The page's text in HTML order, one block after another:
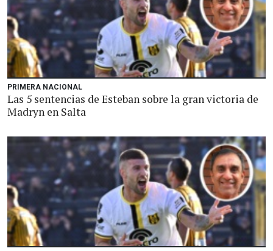
PRIMERA NACIONAL
Las 5 sentencias de Esteban sobre la gran victoria de
Madryn en Salta